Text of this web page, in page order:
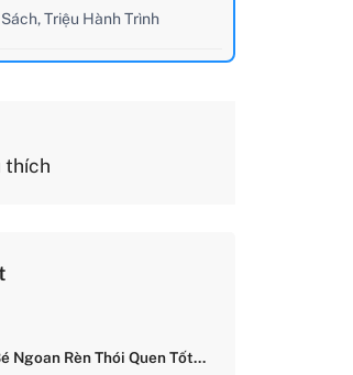
Triệu Hành Trình
thích
Ngoan Rèn Thói Quen Tốt -